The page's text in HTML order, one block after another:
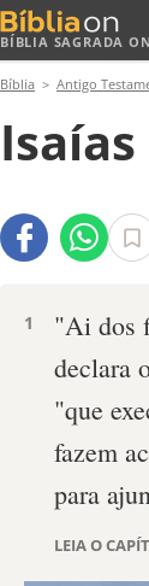
BÍBLIA SAGRADA
Bíblia Antigo
Isaías
1
"Ai dos
declara
"que
fazem
para
LEIA O